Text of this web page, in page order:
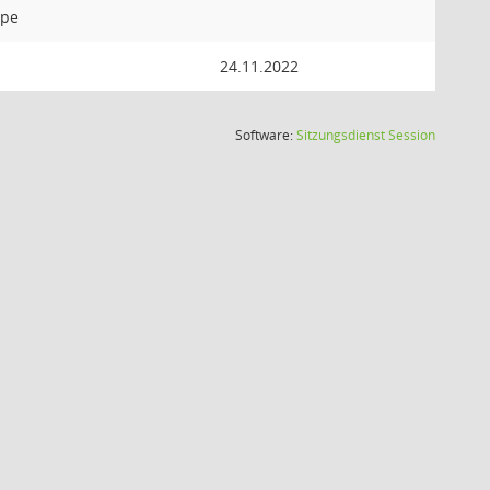
24.11.2022
Software:SitzungsdienstSession(Wird in